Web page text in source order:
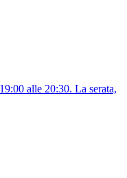
alle 20:30. La serata,